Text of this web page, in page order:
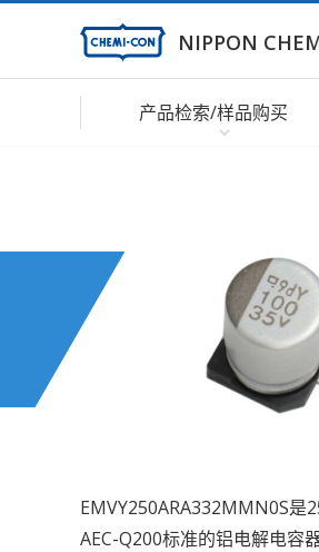
NIPPON
产品检索/样品购买
EMVY250ARA332MMN0S是
AEC-Q200标准的铝电解电容器